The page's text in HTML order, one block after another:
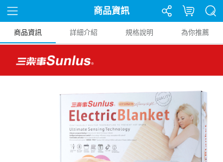
商品資訊
商品資訊 詳細介紹 規格說明 為你推薦